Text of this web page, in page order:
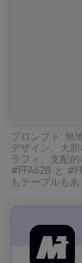
プロンプト: 無
デザイン、大
ラフィ、支配
#FFA62B と
もテーブルも